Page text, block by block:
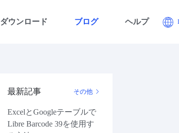
ダウンロード ブログ ヘルプ
最新記事 その他
ExcelとGoogleテーブルで
Libre Barcode 39を使用す